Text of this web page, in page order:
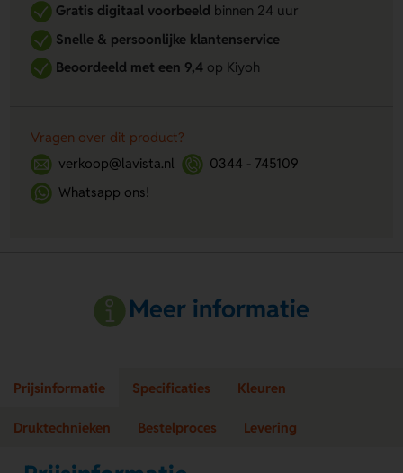
Gratis digitaal voorbeeldbinnen 24 uur
Snelle & persoonlijke klantenservice
Beoordeeld met een 9,4op Kiyoh
Vragen over dit product?
verkoop@lavista.nl
0344 - 745109
Whatsapp ons!
Meer informatie
Prijsinformatie Specificaties Kleuren
Druktechnieken Bestelproces Levering